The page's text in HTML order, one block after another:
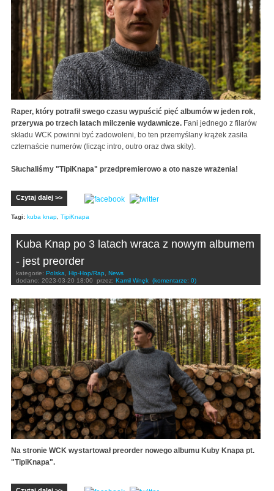
Raper, który potrafił swego czasu wypuścić pięć albumów w jeden rok,
przerywa po trzech latach milczenie wydawnicze. Fani jednego z filarów
składu WCK powinni być zadowoleni, bo ten przemyślany krążek zasila
czternaście numerów (licząc intro, outro oraz dwa skity).
Słuchaliśmy "TipiKnapa" przedpremierowo a oto nasze wrażenia!
Czytaj dalej >>
Tagi: kuba knap TipiKnapa
Kuba Knap po 3 latach wraca z nowym albumem
- jest preorder
kategorie: Polska Hip-Hop/Rap
News
dodano: 2023-03-20 18:00 przez: Kamil Wnęk (komentarze: 0)
Na stronie WCK wystartował preorder nowego albumu Kuby Knapa pt.
"TipiKnapa".